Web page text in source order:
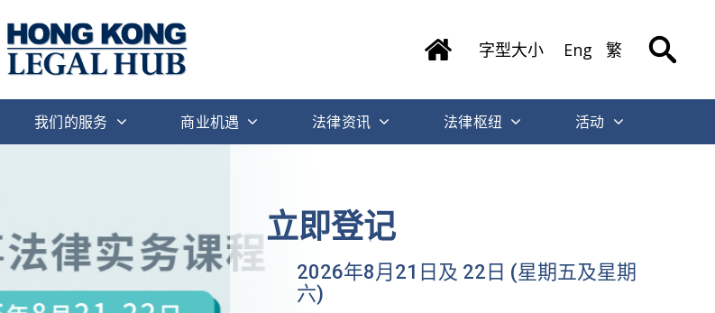
字型大小 Eng 繁
我们的服务 商业机遇 法律资讯 法律枢纽 活动
立即登记
2026年8月21日及 22日 (星期五及星期
六)